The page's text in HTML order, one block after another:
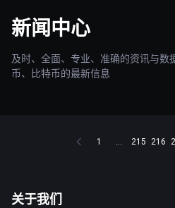
新闻中心
及时、全面、专业、准确的资讯与数
币、比特币的最新信息
1 ... 215 216
关于我们